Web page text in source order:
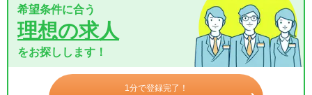
希望条件に合う
理想の求人
をお探しします！
1分で登録完了！